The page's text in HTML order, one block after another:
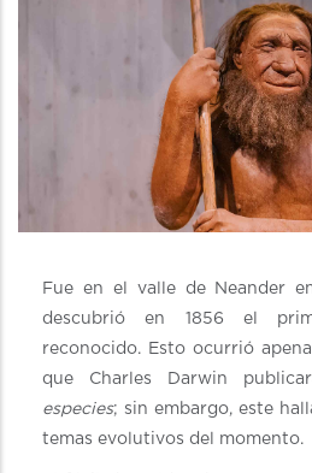
Fue en el valle de Neander
descubrió en 1856 el
reconocido. Esto ocurrió
que Charles Darwin
especies; sin embargo, este
temas evolutivos del momento.